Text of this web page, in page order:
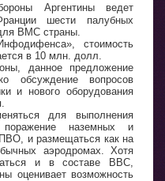
Аргентины ведет
шести палубных
ВМС страны.
стоимость
в 10 млн. долл.
данное предложение
обсуждение вопросов
и нового оборудования
для выполнения
наземных и
и размещаться как на
аэродромах. Хотя
и в составе ВВС,
оценивает возможность